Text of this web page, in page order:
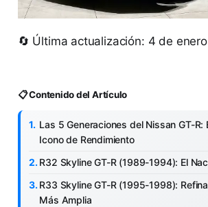
🔄 Última actualización: 4 de
📋 Contenido del Artículo
Las 5 Generaciones del Nissan GT-R:
Icono de Rendimiento
R32 Skyline GT-R (1989-1994): El
R33 Skyline GT-R (1995-1998):
Más Amplia